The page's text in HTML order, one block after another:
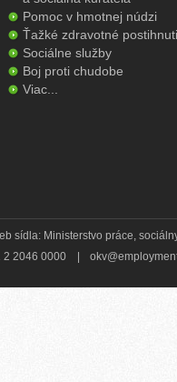
Pomoc v hmotnej núdzi
Ťažké zdravotné
Sociálne služby
Boj proti chudobe
Viac...
sídla: Ministerstvo práce,
2 2046 0000